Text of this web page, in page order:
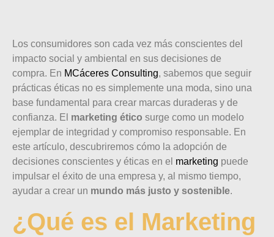
Los consumidores son cada vez más conscientes del
impacto social y ambiental en sus decisiones de
compra. En MCáceres Consulting, sabemos que seguir
prácticas éticas no es simplemente una moda, sino una
base fundamental para crear marcas duraderas y de
confianza. El marketing ético surge como un modelo
ejemplar de integridad y compromiso responsable. En
este artículo, descubriremos cómo la adopción de
decisiones conscientes y éticas en el marketing puede
impulsar el éxito de una empresa y, al mismo tiempo,
ayudar a crear un mundo más justo y sostenible.
¿Qué es el Marketing